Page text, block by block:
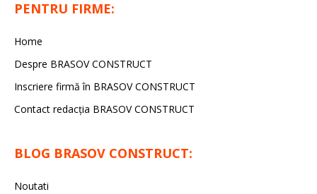
PENTRU FIRME:
Home
Despre BRASOV CONSTRUCT
Inscriere firmă în BRASOV CONSTRUCT
Contact redacţia BRASOV CONSTRUCT
BLOG BRASOV CONSTRUCT:
Noutati